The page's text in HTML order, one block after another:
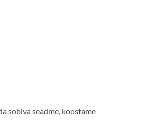
sobiva seadme, koostame